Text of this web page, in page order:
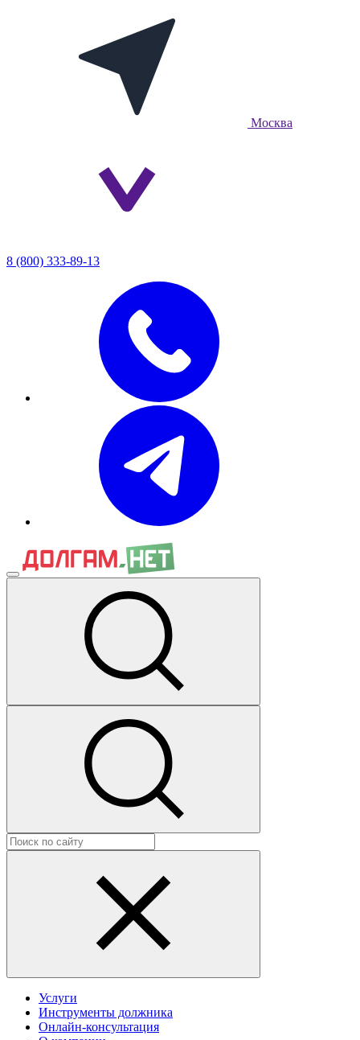
Москва
8 (800) 333-89-13
Услуги
Инструменты должника
Онлайн-консультация